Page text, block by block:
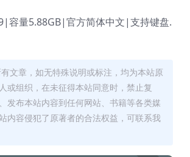
容量5.88GB|官方简体中文|支持键盘.
文章，如无特殊说明或标注，均为本站原
或组织，在未征得本站同意时，禁止复
发布本站内容到任何网站、书籍等各类媒
内容侵犯了原著者的合法权益，可联系我